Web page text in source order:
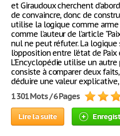
et Giraudoux cherchent
de convaincre, donc de
utilise la logique comme arme
comme l’auteur de l’article
nul ne peut réfuter. La
l’opposition entre l’état de
L’Encyclopédie utilise un autre
consiste à comparer deux
déduire une valeur
1 301 Mots / 6 Pages
Lire la suite